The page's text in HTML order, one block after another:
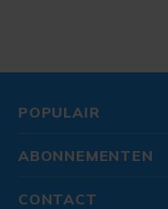
POPULAIR
ABONNEMENTEN
CONTACT